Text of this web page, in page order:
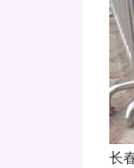
长